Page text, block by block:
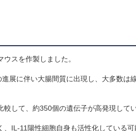
スを作製しました。
展に伴い大腸間質に出現し、大多数は
して、約350個の遺伝子が高発現して
IL-11陽性細胞自身も活性化している可